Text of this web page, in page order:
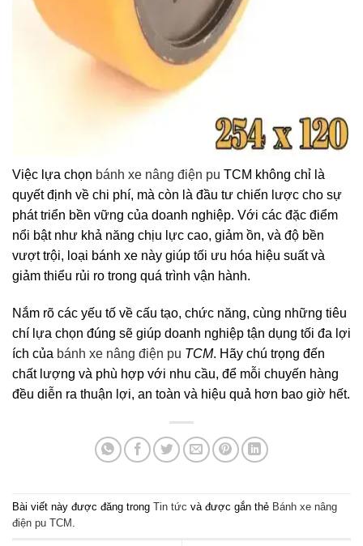
Việc lựa chọn bánh xe nâng điện pu TCM không chỉ là
quyết định về chi phí, mà còn là đầu tư chiến lược cho sự
phát triển bền vững của doanh nghiệp. Với các đặc điểm
nổi bật như khả năng chịu lực cao, giảm ồn, và độ bền
vượt trội, loại bánh xe này giúp tối ưu hóa hiệu suất và
giảm thiểu rủi ro trong quá trình vận hành.
Nắm rõ các yếu tố về cấu tạo, chức năng, cùng những tiêu
chí lựa chọn đúng sẽ giúp doanh nghiệp tận dụng tối đa lợi
ích của bánh xe nâng điện pu TCM. Hãy chú trọng đến
chất lượng và phù hợp với nhu cầu, để mỗi chuyến hàng
đều diễn ra thuận lợi, an toàn và hiệu quả hơn bao giờ hết.
Bài viết này được đăng trong Tin tức và được gắn thẻ Bánh xe nâng
điện pu TCM .